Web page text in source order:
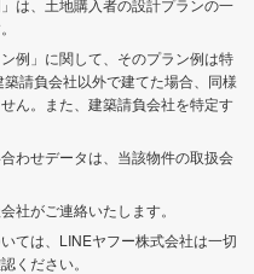
例」に関して、そのプラン例は特
請負会社以外で建てた場合、同様
ん。また、建築請負会社を特定す
わせデータは、当該物件の取扱会
社がご連絡いたします。
ては、LINEヤフー株式会社は一切
ください。